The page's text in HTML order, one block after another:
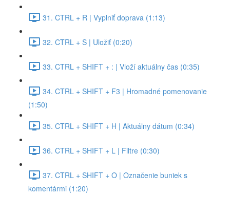
31. CTRL + R | Vyplniť doprava (1:13)
32. CTRL + S | Uložiť (0:20)
33. CTRL + SHIFT + : | Vloží aktuálny čas (0:35)
34. CTRL + SHIFT + F3 | Hromadné pomenovanie
(1:50)
35. CTRL + SHIFT + H | Aktuálny dátum (0:34)
36. CTRL + SHIFT + L | Filtre (0:30)
37. CTRL + SHIFT + O | Označenie buniek s
komentármi (1:20)